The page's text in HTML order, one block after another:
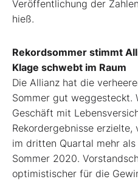
Veröffentlichung der
hieß.
Rekordsommer stimmt
Klage schwebt im Raum
Die Allianz hat die
Sommer gut weggesteckt.
Geschäft mit
Rekordergebnisse erzielte,
im dritten Quartal mehr
Sommer 2020.
optimistischer für die